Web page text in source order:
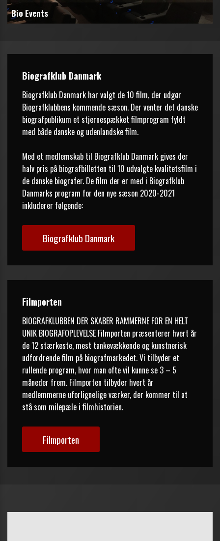
Bio Events
Biografklub Danmark
Biografklub Danmark har valgt de 10 film, der udgør
Biografklubbens kommende sæson. Der venter det danske
biografpublikum et stjernespækket filmprogram fyldt
med både danske og udenlandske film.
Med et medlemskab til Biografklub Danmark gives der
halv pris på biografbilletten til 10 udvalgte kvalitetsfilm i
de danske biografer. De film der er med i Biografklub
Danmarks program for den nye sæson 2020-2021
inkluderer følgende:
Biografklub Danmark
Filmporten
BIOGRAFKLUBBEN DER SKABER RAMMERNE FOR EN HELT
UNIK BIOGRAFOPLEVELSE Filmporten præsenterer hvert år
de 12 stærkeste, mest tankevækkende og kunstnerisk
udfordrende film på biografmarkedet. Vi tilbyder et
rullende program, hvor man ofte vil kunne se 3 – 5
måneder frem. Filmporten tilbyder hvert år
medlemmerne uforlignelige værker, der kommer til at
stå som milepæle i filmhistorien.
Filmporten